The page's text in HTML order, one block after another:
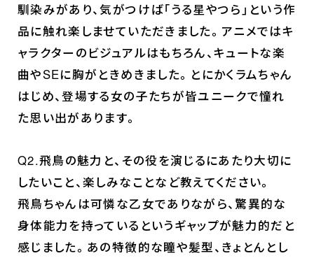
馴染みがあり、気がつけば「うる星やつら」という作
品に触れ楽しませていただきました。アニメではキ
ャラクターのビジュアルはもちろん、キュートな楽
曲やSEに胸がときめきました。とにかくラムちゃん
はじめ、登場する女の子たちが皆ユニークで憧れ
た思い出があります。
Q2.飛鳥の魅力と、その役を演じるにあたり大切に
したいこと、楽しみなことなど教えてください。
飛鳥ちゃんは可憐な乙女でありながら、驚異的な
身体能力を持っているというギャップが魅力的だと
感じました。あの特徴的な瞳や髪型、きょとんとし